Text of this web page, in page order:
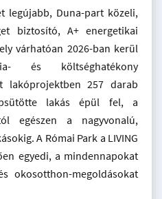
legújabb, Duna-part közeli,
biztosító, A+ energetikai
várhatóan 2026-ban kerül
és költséghatékony
lakóprojektben 257 darab
lakás épül fel, a
egészen a nagyvonalú,
A Római Park a LIVING
egyedi, a mindennapokat
okosotthon-megoldásokat